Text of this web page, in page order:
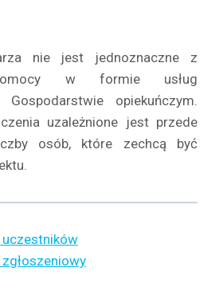
nie jest jednoznaczne z
w formie usług
opiekuńczym.
uzależnione jest przede
osób, które zechcą być
uczestników